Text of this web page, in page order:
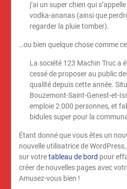
j’ai un super chien qui
vodka-ananas (ainsi que
regarder la pluie tomber).
…ou bien quelque chose comme
La société 123 Machin Truc a
cessé de proposer au public
qualité depuis cette année.
Bouzemont-Saint-Genest-et-
emploie 2 000 personnes, et
bidules super pour la
Étant donné que vous êtes un
nouvelle utilisatrice de
sur votretableau de bord pour
créer de nouvelles pages avec
Amusez-vous bien !